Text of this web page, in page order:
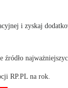
i zyskaj
źródło
RP.PL na rok.